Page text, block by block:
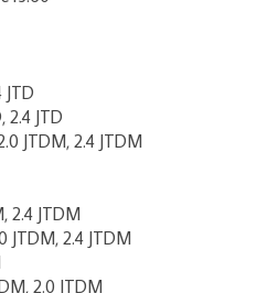
JTD
2.4 JTD
JTDM, 2.4 JTDM
2.4 JTDM
JTDM, 2.4 JTDM
2.0 JTDM